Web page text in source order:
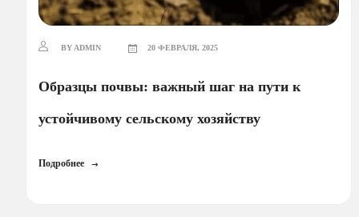
BY ADMIN 20 ФЕВРАЛЯ, 2025
Образцы почвы: важный шаг на пути к
устойчивому сельскому хозяйству
Подробнее